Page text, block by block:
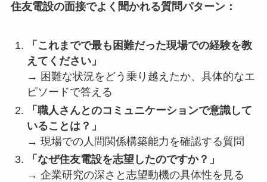
住友電設の面接でよく聞かれる質問パターン：
「これまでで最も困難だった現場での経験を教
えてください」
→ 困難な状況をどう乗り越えたか、具体的なエ
ピソードで答える
「職人さんとのコミュニケーションで意識して
いることは？」
→ 現場での人間関係構築能力を確認する質問
「なぜ住友電設を志望したのですか？」
→ 企業研究の深さと志望動機の具体性を見る